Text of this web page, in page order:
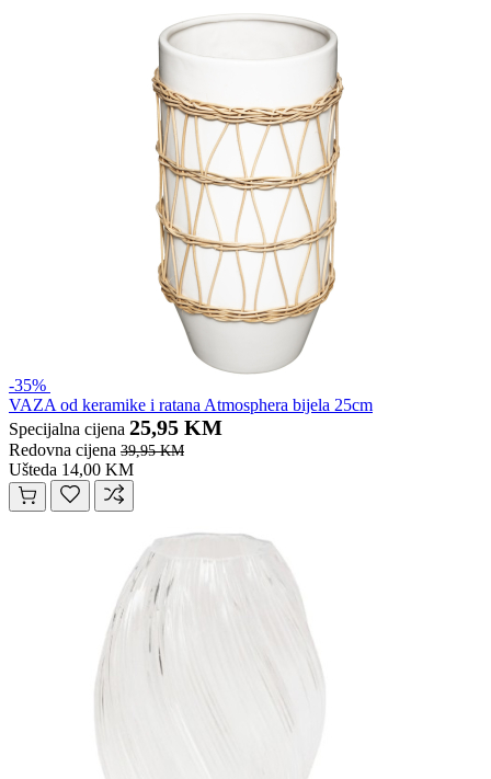
-35%
VAZA od keramike i ratana Atmosphera bijela 25cm
Specijalna cijena 25,95 KM
Redovna cijena 39,95 KM
Ušteda 14,00 KM